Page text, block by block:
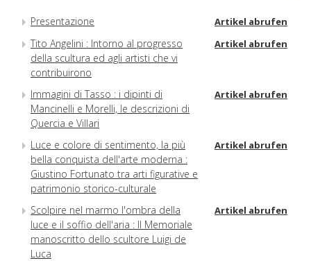
Presentazione Artikel abrufen
Tito Angelini : Intorno al progresso
della scultura ed agli artisti che vi
contribuirono
Artikel abrufen
Immagini di Tasso : i dipinti di
Mancinelli e Morelli, le descrizioni di
Quercia e Villari
Artikel abrufen
Luce e colore di sentimento, la più
bella conquista dell'arte moderna :
Giustino Fortunato tra arti figurative e
patrimonio storico-culturale
Artikel abrufen
Scolpire nel marmo l'ombra della
luce e il soffio dell'aria : Il Memoriale
manoscritto dello scultore Luigi de
Luca
Artikel abrufen